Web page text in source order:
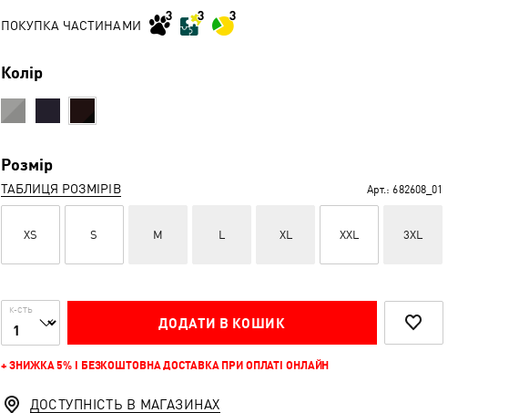
ПОКУПКА ЧАСТИНАМИ
Колір
Розмір
ТАБЛИЦЯ РОЗМІРІВ Арт.: 682608_01
XS S M L XL XXL 3XL
К-СТЬ
ДОДАТИ В КОШИК
+ ЗНИЖКА 5% І БЕЗКОШТОВНА ДОСТАВКА ПРИ ОПЛАТІ ОНЛАЙН
ДОСТУПНІСТЬ В МАГАЗИНАХ